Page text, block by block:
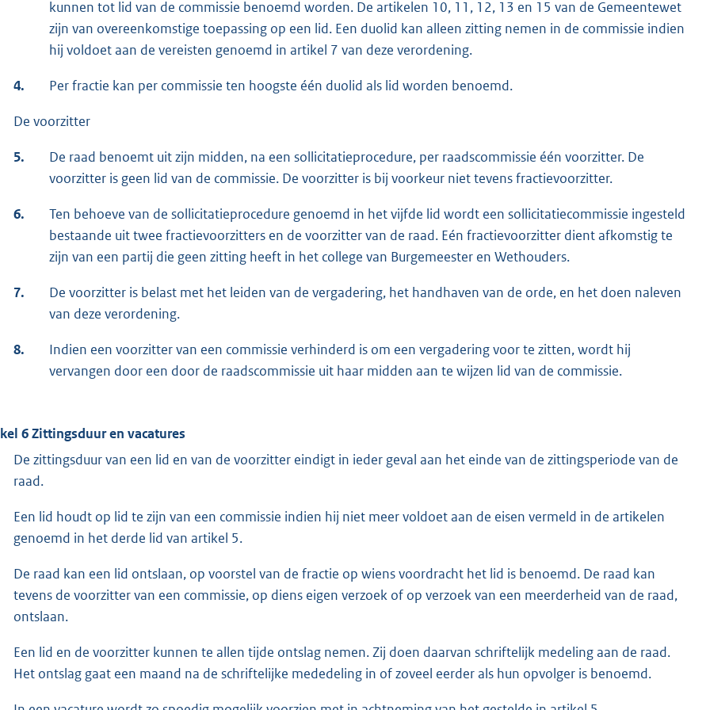
kunnen tot lid van de commissie benoemd worden. De artikelen 10, 11, 12, 13 en 15 van de Gemeentewet
zijn van overeenkomstige toepassing op een lid. Een duolid kan alleen zitting nemen in de commissie indien
hij voldoet aan de vereisten genoemd in artikel 7 van deze verordening.
4. Per fractie kan per commissie ten hoogste één duolid als lid worden benoemd.
De voorzitter
5.
De raad benoemt uit zijn midden, na een sollicitatieprocedure, per raadscommissie één voorzitter. De
voorzitter is geen lid van de commissie. De voorzitter is bij voorkeur niet tevens fractievoorzitter.
6.
Ten behoeve van de sollicitatieprocedure genoemd in het vijfde lid wordt een sollicitatiecommissie ingesteld
bestaande uit twee fractievoorzitters en de voorzitter van de raad. Eén fractievoorzitter dient afkomstig te
zijn van een partij die geen zitting heeft in het college van Burgemeester en Wethouders.
7.
De voorzitter is belast met het leiden van de vergadering, het handhaven van de orde, en het doen naleven
van deze verordening.
8.
Indien een voorzitter van een commissie verhinderd is om een vergadering voor te zitten, wordt hij
vervangen door een door de raadscommissie uit haar midden aan te wijzen lid van de commissie.
6 Zittingsduur en vacatures
De zittingsduur van een lid en van de voorzitter eindigt in ieder geval aan het einde van de zittingsperiode van de
raad.
Een lid houdt op lid te zijn van een commissie indien hij niet meer voldoet aan de eisen vermeld in de artikelen
genoemd in het derde lid van artikel 5.
De raad kan een lid ontslaan, op voorstel van de fractie op wiens voordracht het lid is benoemd. De raad kan
tevens de voorzitter van een commissie, op diens eigen verzoek of op verzoek van een meerderheid van de raad,
ontslaan.
Een lid en de voorzitter kunnen te allen tijde ontslag nemen. Zij doen daarvan schriftelijk medeling aan de raad.
Het ontslag gaat een maand na de schriftelijke mededeling in of zoveel eerder als hun opvolger is benoemd.